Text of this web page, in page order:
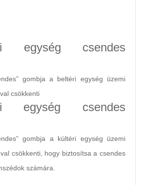
egység csendes
gombja a beltéri egység üzemi
csökkenti
egység csendes
gombja a kültéri egység üzemi
csökkenti, hogy biztosítsa a csendes
számára.